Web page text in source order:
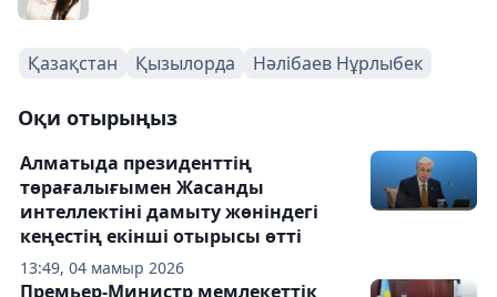
Қазақстан Қызылорда Нәлібаев Нұрлыбек
Оқи отырыңыз
13:49, 04 мамыр 2026
Алматыда президенттің
төрағалығымен Жасанды
интеллектіні дамыту жөніндегі
кеңестің екінші отырысы өтті
Премьер-Министр мемлекеттік